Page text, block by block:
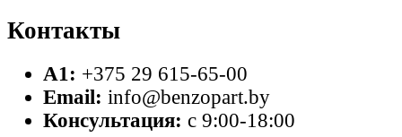
Контакты
A1: +375 29 615-65-00
Email: info@benzopart.by
Консультация: с 9:00-18:00